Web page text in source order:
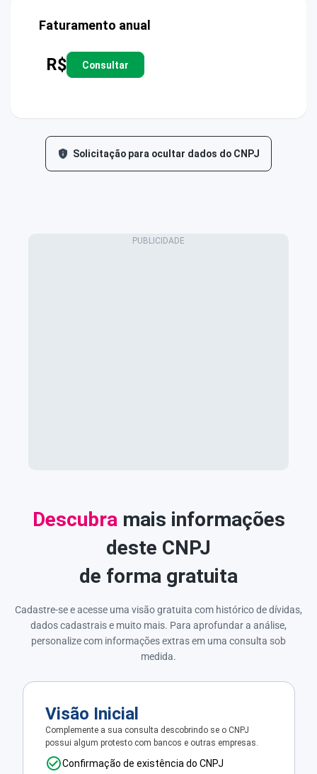
Faturamento anual
R$ Consultar
Solicitação para ocultar dados do CNPJ
Descubra mais informações
deste CNPJ
de forma gratuita
Cadastre-se e acesse uma visão gratuita com histórico de dívidas,
dados cadastrais e muito mais. Para aprofundar a análise,
personalize com informações extras em uma consulta sob
medida.
Visão Inicial
Complemente a sua consulta descobrindo se o CNPJ
possui algum protesto com bancos e outras empresas.
Confirmação de existência do CNPJ